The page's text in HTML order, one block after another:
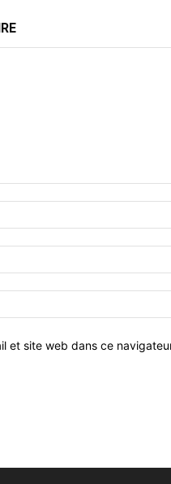
et site web dans ce